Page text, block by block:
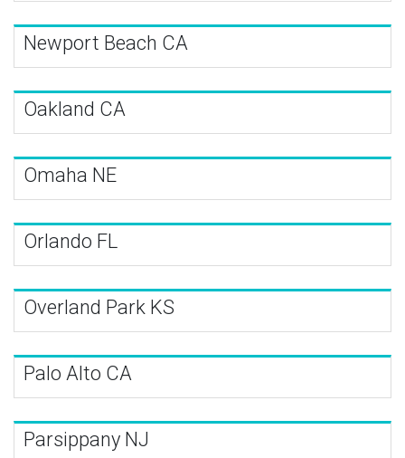
Newport Beach CA
Oakland CA
Omaha NE
Orlando FL
Overland Park KS
Palo Alto CA
Parsippany NJ